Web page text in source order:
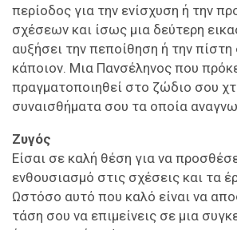
περίοδος για την ενίσχυση ή την
σχέσεων και ίσως μια δεύτερη
αυξήσει την πεποίθηση ή την πίστη
κάποιον. Μια Πανσέληνος που
πραγματοποιηθεί στο ζώδιο σου
συναισθήματα σου τα οποία
Ζυγός
Είσαι σε καλή θέση για να
ενθουσιασμό στις σχέσεις και τα
Ωστόσο αυτό που καλό είναι να
τάση σου να επιμείνεις σε μια